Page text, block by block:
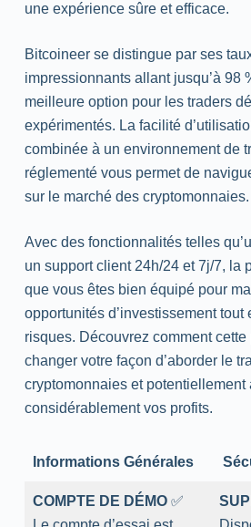
une expérience sûre et efficace.
Bitcoineer se distingue par ses
impressionnants allant jusqu’à 98
meilleure option pour les traders
expérimentés. La facilité
combinée à un environnement de
réglementé vous permet de
sur le marché des cryptomonnaies.
Avec des fonctionnalités telles
un support client 24h/24 et 7j/7, la
que vous êtes bien équipé pour
opportunités d’investissement tout
risques. Découvrez comment
changer votre façon d’aborder le
cryptomonnaies et potentiellement
considérablement vos profits.
Informations Générales
COMPTE DE DÉMO✅